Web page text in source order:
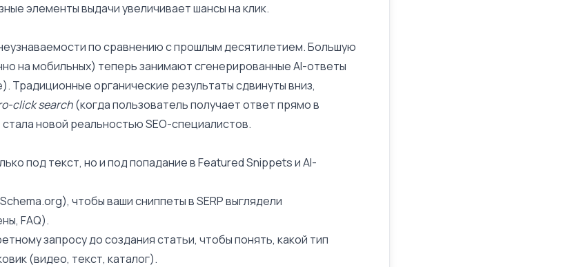
элементы выдачи увеличивает шансы на клик.
по сравнению с прошлым десятилетием. Большую
на мобильных) теперь занимают сгенерированные AI-ответы
Традиционные органические результаты сдвинуты вниз,
click search(когда пользователь получает ответ прямо в
новой реальностью SEO-специалистов.
под текст, но и под попадание вFeatured Snippetsи AI-
Schema.org), чтобы вашисниппетыв SERP выглядели
FAQ).
запросу до создания статьи, чтобы понять, какой тип
(видео, текст, каталог).